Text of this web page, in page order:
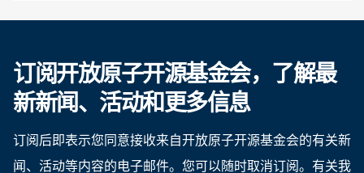
订阅开放原子开源基金会，了解最
新新闻、活动和更多信息
订阅后即表示您同意接收来自开放原子开源基金会的有关新
闻、活动等内容的电子邮件。您可以随时取消订阅。有关我